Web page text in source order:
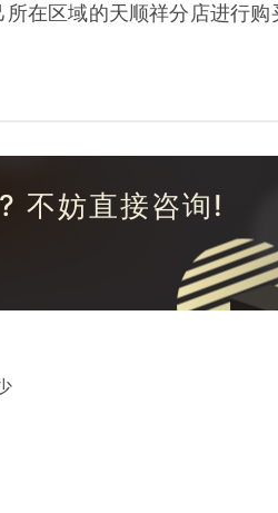
在区域的天顺祥分店进行
不妨直接咨询!